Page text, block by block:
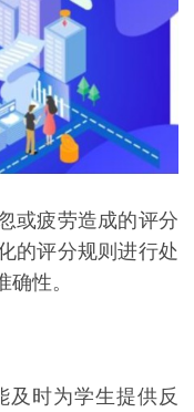
疲劳造成的评分
的评分规则进行处
性。
时为学生提供反